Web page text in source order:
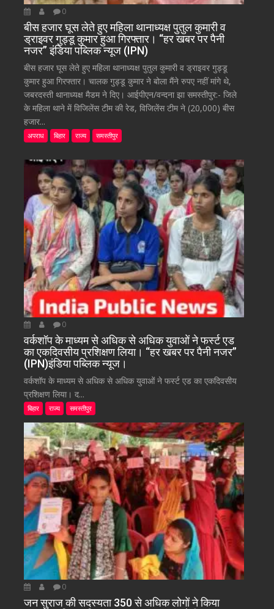
0
बीस हजार घूस लेते हुए महिला थानाध्यक्ष पुतुल कुमारी व
ड्राइवर गुड्डू कुमार हुआ गिरफ्तार। “हर खबर पर पैनी
नजर” इंडिया पब्लिक न्यूज (IPN)
बीस हजार घूस लेते हुए महिला थानाध्यक्ष पुतुल कुमारी व ड्राइवर गुड्डू
कुमार हुआ गिरफ्तार। चालक गुड्डू कुमार ने बोला मैंने रुपए नहीं मांगे थे,
जबरदस्ती थानाध्यक्ष मैडम ने दिए। आईपीएन/वन्दना झा समस्तीपुर:- जिले
के महिला थाने में विजिलेंस टीम की रेड, विजिलेंस टीम ने (20,000) बीस
हजार...
अपराध बिहार राज्य समस्तीपुर
0
वर्कशॉप के माध्यम से अधिक से अधिक युवाओं ने फर्स्ट एड
का एकदिवसीय प्रशिक्षण लिया। “हर खबर पर पैनी नजर”
(IPN)इंडिया पब्लिक न्यूज।
वर्कशॉप के माध्यम से अधिक से अधिक युवाओं ने फर्स्ट एड का एकदिवसीय
प्रशिक्षण लिया। द...
बिहार राज्य समस्तीपुर
0
जन सुराज की सदस्यता 350 से अधिक लोगों ने किया